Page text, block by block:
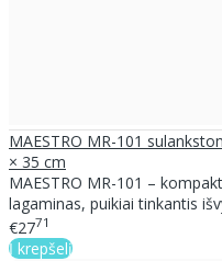
MAESTRO MR-101
× 35 cm
MAESTRO MR-101 –
lagaminas, puikiai tinkantis
€2771
Į krepšelį